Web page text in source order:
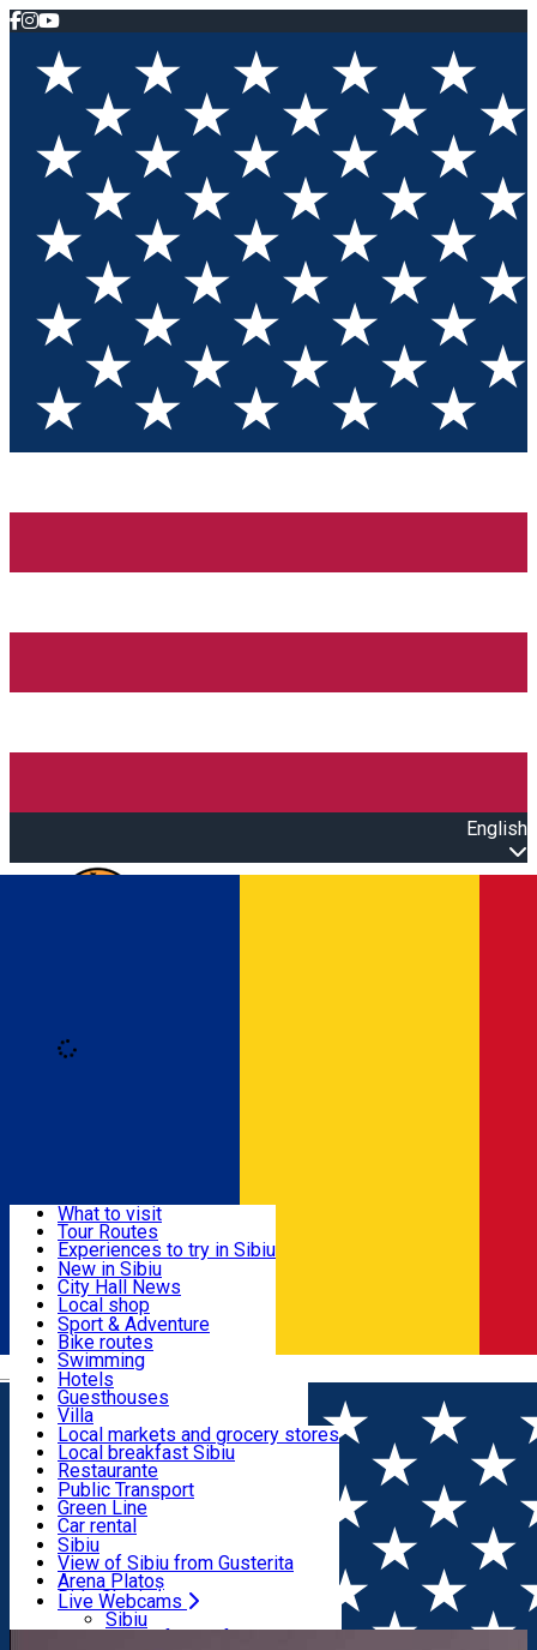
English
Română
Useful info
Activities & Adventure
Accommodation
Food, Drinks & Nightlife
Transport & Parking
Live Webcams
What to visit
Tour Routes
Experiences to try in Sibiu
Podcast
Culture
Museums
Churches
Parks, Zoo
County of Sibiu
New in Sibiu
City Hall News
Local shop
Sibiu artisans
Sibiul Verde
Public services
Education
How do I get to Sibiu
Tourist Info
Tour Guides
Guided tours
Publicații locale
Beauty salons
Sport & Adventure
Bike routes
Swimming
Riding
Indoor activities
Loc de joacă indoor
Loc de joacă outdoor
Ski
Ice skating
Yoga
Hotels
Guesthouses
Villa
Hostels
Motel
Camping
Renting rooms
Rooms for rent
Accommodation outside Sibiu
Local markets and grocery stores
Local breakfast Sibiu
Restaurante
Pizza
Fast Food
Coffee
Sweets
Pub, Bar
Night clubs
Bakeries
Public Transport
Green Line
Car rental
Rent a bike
Scooter rentals
Taxi
Ride Sharing
Parking tickets
Parking places
Sibiu
View of Sibiu from Gusterita
Arena Platoș
Live Webcams
Sibiu
View of Sibiu from Gusterita
Home Confectionary Unicorner - Promenada Mall